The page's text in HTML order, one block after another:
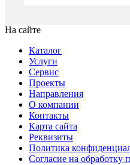
На сайте
Каталог
Услуги
Сервис
Проекты
Направления
О компании
Контакты
Карта сайта
Реквизиты
Политика
Согласие на обработку